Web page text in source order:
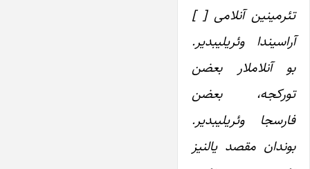
تئرمینین آنلامی [ ]
آراسیندا وئریلیبدیر.
بو آنلاملار بعضن
تورکجه، بعضن
فارسجا وئریلیبدیر.
بوندان مقصد یالنیز